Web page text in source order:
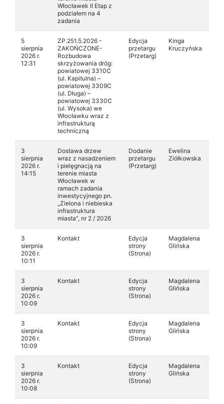
Włocławek II Etap z
podziałem na 4
zadania
5
sierpnia
2026 r.
12:31
ZP.251.5.2026 -
ZAKOŃCZONE-
Rozbudowa
skrzyżowania dróg:
powiatowej 3310C
(ul. Kapitulna) –
powiatowej 3309C
(ul. Długa) –
powiatowej 3330C
(ul. Wysoka) we
Włocławku wraz z
infrastrukturą
techniczną
Edycja
przetargu
(Przetarg)
Kinga
Kruczyńska
3
sierpnia
2026 r.
14:15
Dostawa drzew
wraz z nasadzeniem
i pielęgnacją na
terenie miasta
Włocławek w
ramach zadania
inwestycyjnego pn.
„Zielona i niebieska
infrastruktura
miasta”, nr 2 / 2026
Dodanie
przetargu
(Przetarg)
Ewelina
Ziółkowska
3
sierpnia
2026 r.
10:11
Kontakt
Edycja
strony
(Strona)
Magdalena
Glińska
3
sierpnia
2026 r.
10:09
Kontakt
Edycja
strony
(Strona)
Magdalena
Glińska
3
sierpnia
2026 r.
10:09
Kontakt
Edycja
strony
(Strona)
Magdalena
Glińska
3
sierpnia
2026 r.
10:08
Kontakt
Edycja
strony
(Strona)
Magdalena
Glińska